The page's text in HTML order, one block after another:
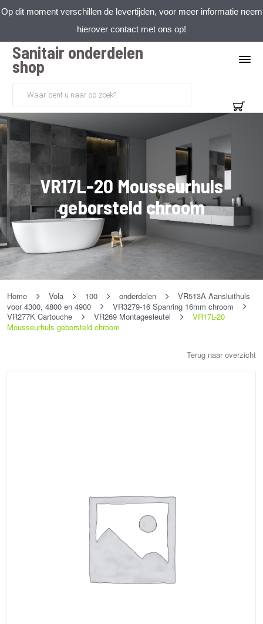
Op dit moment verschillen de levertijden, voor meer informatie neem
hierover contact met ons op!
Sanitair onderdelen
shop
VR17L-20 Mousseurhuls
geborsteld chroom
Home Vola 100 onderdelen
VR513A Aansluithuls
voor 4300, 4800 en 4900
VR3279-16 Spanring 16mm chroom
VR277K Cartouche
VR269 Montagesleutel
VR17L-20
Mousseurhuls geborsteld chroom
Terug naar overzicht